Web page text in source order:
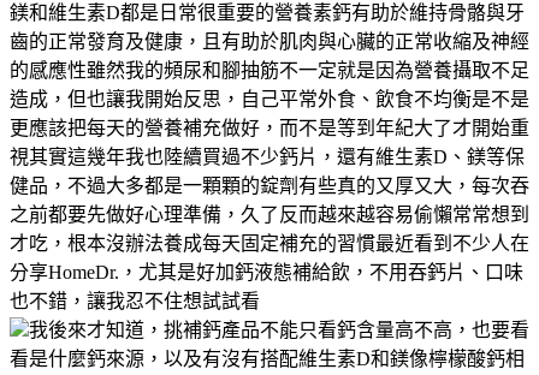
鎂和維生素D都是日常很重要的營養素鈣有助於維持骨骼與牙
齒的正常發育及健康，且有助於肌肉與心臟的正常收縮及神經
的感應性雖然我的頻尿和腳抽筋不一定就是因為營養攝取不足
造成，但也讓我開始反思，自己平常外食、飲食不均衡是不是
更應該把每天的營養補充做好，而不是等到年紀大了才開始重
視其實這幾年我也陸續買過不少鈣片，還有維生素D、鎂等保
健品，不過大多都是一顆顆的錠劑有些真的又厚又大，每次吞
之前都要先做好心理準備，久了反而越來越容易偷懶常常想到
才吃，根本沒辦法養成每天固定補充的習慣最近看到不少人在
分享HomeDr.，尤其是好加鈣液態補給飲，不用吞鈣片、口味
也不錯，讓我忍不住想試試看
我後來才知道，挑補鈣產品不能只看鈣含量高不高，也要看
看是什麼鈣來源，以及有沒有搭配維生素D和鎂像檸檬酸鈣相